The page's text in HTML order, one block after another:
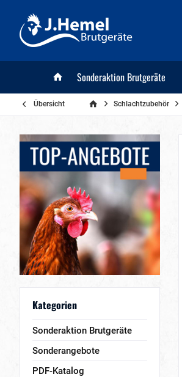
Sonderaktion Brutgeräte
Übersicht Schlachtzubehör
Kategorien
Sonderaktion Brutgeräte
Sonderangebote
PDF-Katalog